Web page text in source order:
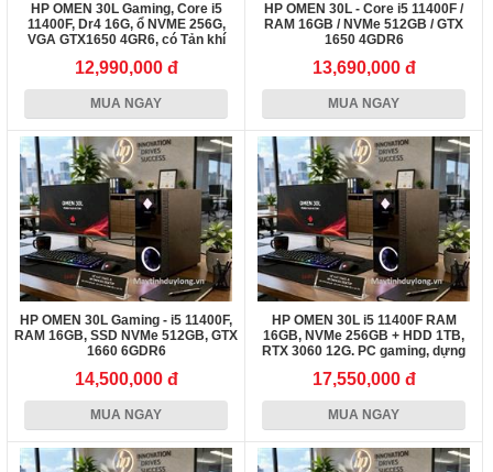
HP OMEN 30L Gaming, Core i5
11400F, Dr4 16G, ổ NVME 256G,
VGA GTX1650 4GR6, có Tản khí
12,990,000 đ
MUA NGAY
HP OMEN 30L - Core i5 11400F /
RAM 16GB / NVMe 512GB / GTX
1650 4GDR6
13,690,000 đ
MUA NGAY
HP OMEN 30L Gaming - i5 11400F,
RAM 16GB, SSD NVMe 512GB, GTX
1660 6GDR6
14,500,000 đ
MUA NGAY
HP OMEN 30L i5 11400F RAM
16GB, NVMe 256GB + HDD 1TB,
RTX 3060 12G. PC gaming, dựng
17,550,000 đ
MUA NGAY